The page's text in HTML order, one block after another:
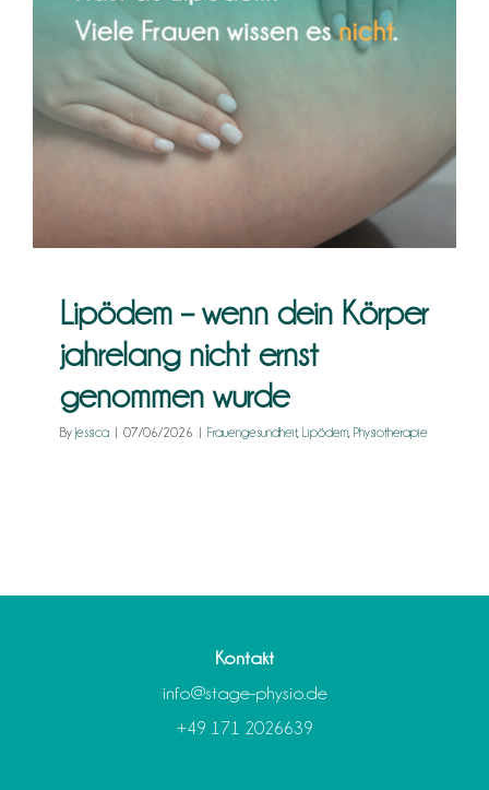
wurde
Frauengesundheit Lipödem Physiotherapie
Lipödem – wenn dein Körper
jahrelang nicht ernst
genommen wurde
By Jessica | 07/06/2026 | Frauengesundheit, Lipödem Physiotherapie
Kontakt
info@stage-physio.de
+49 171 2026639